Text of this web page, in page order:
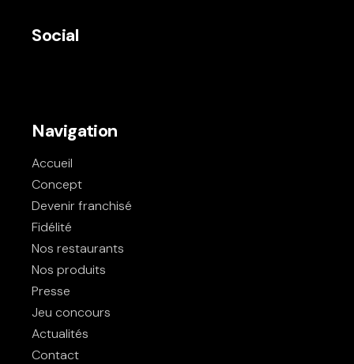
Social
Navigation
Accueil
Concept
Devenir franchisé
Fidélité
Nos restaurants
Nos produits
Presse
Jeu concours
Actualités
Contact